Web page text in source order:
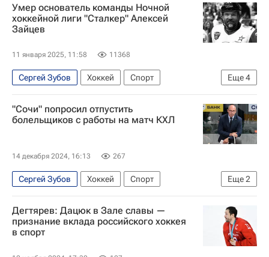
ЦСКА
Национальная хоккейная лига (НХЛ)
КХЛ 2025-2026
Умер основатель команды Ночной
хоккейной лиги "Сталкер" Алексей
Зайцев
11 января 2025, 11:58 11368
Еще4
Сергей Зубов Хоккей
Спорт
Олимпийские игры
Павел Буре
Ночная хоккейная лига
"Сочи" попросил отпустить
болельщиков с работы на матч КХЛ
14 декабря 2024, 16:13 267
Еще2
Сергей Зубов Хоккей
Спорт
СКА (Санкт-Петербург)
КХЛ 2025-2026
Дегтярев: Дацюк в Зале славы —
признание вклада российского хоккея
в спорт